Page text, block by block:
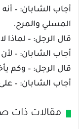
أجاب الشابان: –
المسلي والمرح.
قال الرجل: – لماذا
أجاب الشابان: –
قال الرجل: – وكم
أجاب الشابان: –
مقالات ذات